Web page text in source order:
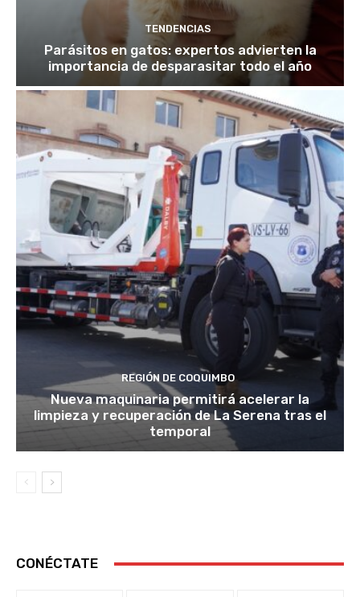
TENDENCIAS
Parásitos en gatos: expertos advierten la
importancia de desparasitar todo el año
REGIÓN DE COQUIMBO
Nueva maquinaria permitirá acelerar la
limpieza y recuperación de La Serena tras el
temporal
CONÉCTATE